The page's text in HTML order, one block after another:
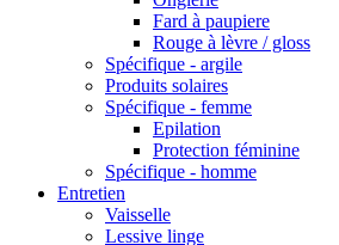
Fard à paupiere
Rouge à lèvre / gloss
Spécifique - argile
Produits solaires
Spécifique - femme
Epilation
Protection féminine
Spécifique - homme
Entretien
Vaisselle
Lessive linge